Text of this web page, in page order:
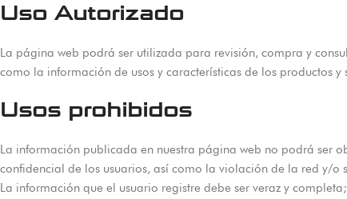
Uso Autorizado
La página web podrá ser utilizada para revisión, compra y
como la información de usos y características de los productos
Usos prohibidos
La información publicada en nuestra página web no podrá ser
confidencial de los usuarios, así como la violación de la red y/o
La información que el usuario registre debe ser veraz y